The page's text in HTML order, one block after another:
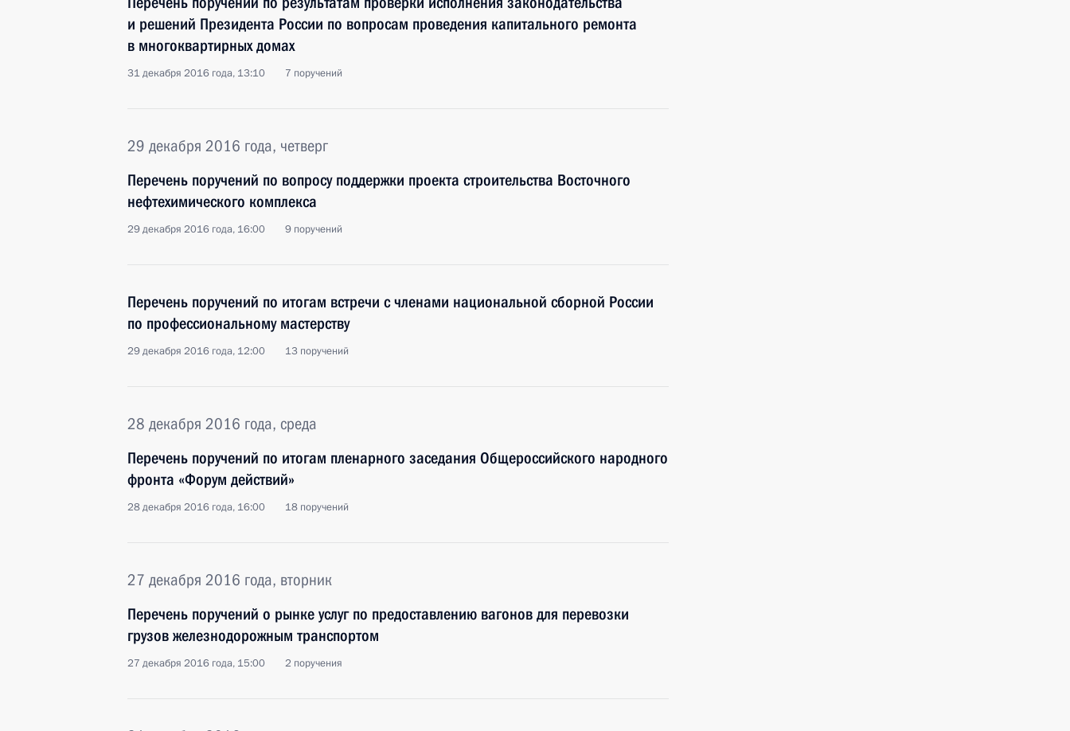
и решений Президента России по вопросам проведения капитального ремонта
в многоквартирных домах
31 декабря 2016 года, 13:10 7 поручений
29 декабря 2016 года, четверг
Перечень поручений по вопросу поддержки проекта строительства Восточного
нефтехимического комплекса
29 декабря 2016 года, 16:00 9 поручений
Перечень поручений по итогам встречи с членами национальной сборной России
по профессиональному мастерству
29 декабря 2016 года, 12:00 13 поручений
28 декабря 2016 года, среда
Перечень поручений по итогам пленарного заседания Общероссийского народного
фронта «Форум действий»
28 декабря 2016 года, 16:00 18 поручений
27 декабря 2016 года, вторник
Перечень поручений о рынке услуг по предоставлению вагонов для перевозки
грузов железнодорожным транспортом
27 декабря 2016 года, 15:00 2 поручения